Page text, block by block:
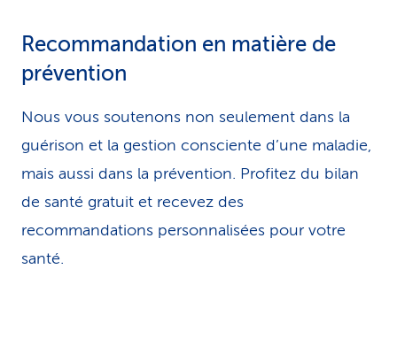
Recommandation en matière de
prévention
Nous vous soutenons non seulement dans la
guérison et la gestion consciente d’une maladie,
mais aussi dans la prévention. Profitez du bilan
de santé gratuit et recevez des
recommandations personnalisées pour votre
santé.